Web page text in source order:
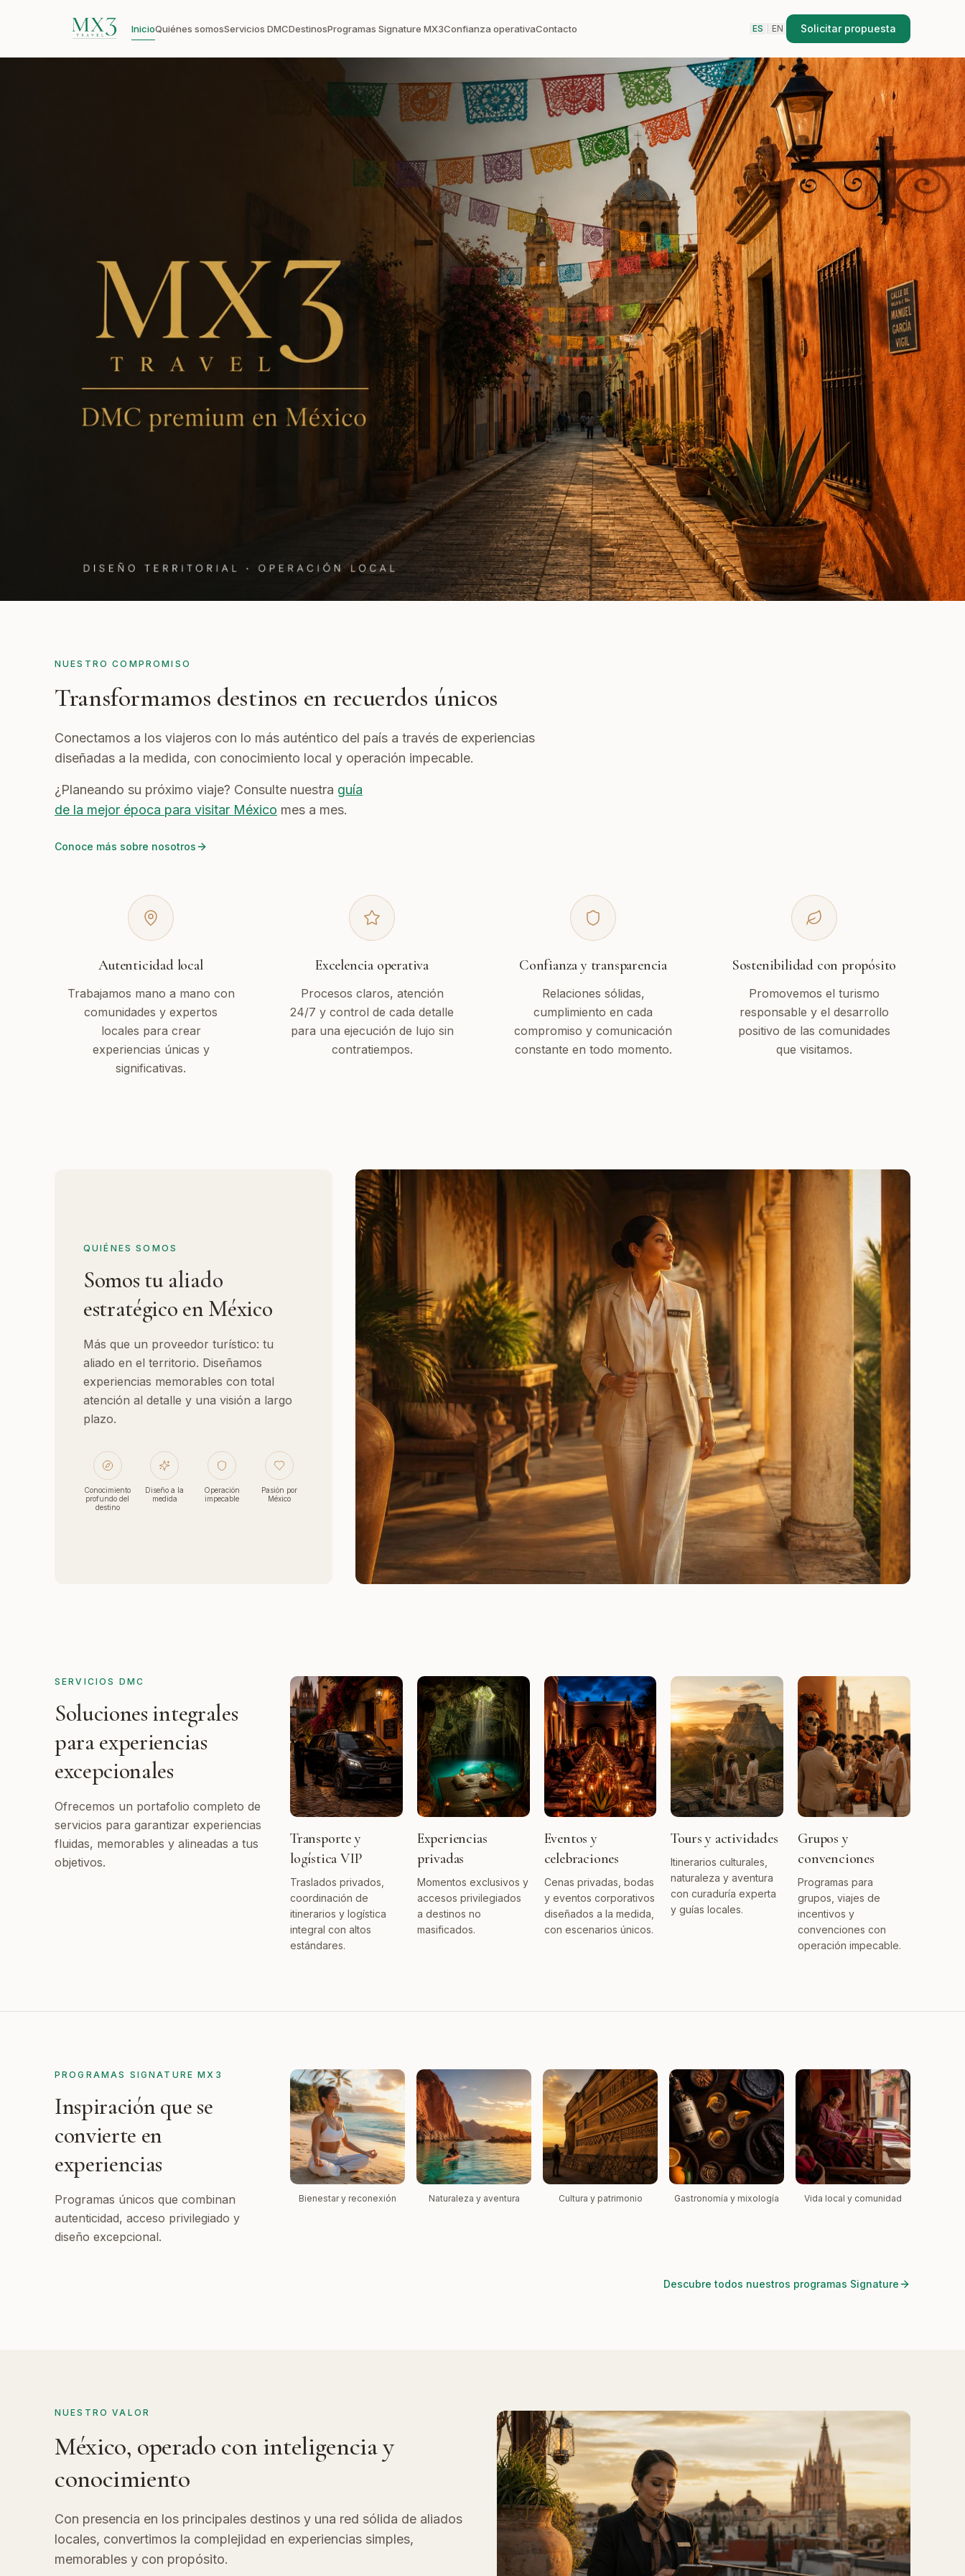
InicioQuiénes somosServicios DMCDestinosProgramas Signature MX3Confianza operativaContacto ES EN Solicitar propuesta
NUESTRO COMPROMISO
Transformamos destinos en recuerdos únicos
Conectamos a los viajeros con lo más auténtico del país a través de experiencias
diseñadas a la medida, con conocimiento local y operación impecable.
¿Planeando su próximo viaje? Consulte nuestra guía
de la mejor época para visitar México mes a mes.
Conoce más sobre nosotros
Autenticidad local
Trabajamos mano a mano con
comunidades y expertos
locales para crear
experiencias únicas y
significativas.
Excelencia operativa
Procesos claros, atención
24/7 y control de cada detalle
para una ejecución de lujo sin
contratiempos.
Confianza y transparencia
Relaciones sólidas,
cumplimiento en cada
compromiso y comunicación
constante en todo momento.
Sostenibilidad con propósito
Promovemos el turismo
responsable y el desarrollo
positivo de las comunidades
que visitamos.
QUIÉNES SOMOS
Somos tu aliado
estratégico en México
Más que un proveedor turístico: tu
aliado en el territorio. Diseñamos
experiencias memorables con total
atención al detalle y una visión a largo
plazo.
Conocimiento
profundo del
destino
Diseño a la
medida
Operación
impecable
Pasión por
México
SERVICIOS DMC
Soluciones integrales
para experiencias
excepcionales
Ofrecemos un portafolio completo de
servicios para garantizar experiencias
fluidas, memorables y alineadas a tus
objetivos.
Transporte y
logística VIP
Traslados privados,
coordinación de
itinerarios y logística
integral con altos
estándares.
Experiencias
privadas
Momentos exclusivos y
accesos privilegiados
a destinos no
masificados.
Eventos y
celebraciones
Cenas privadas, bodas
y eventos corporativos
diseñados a la medida,
con escenarios únicos.
Tours y actividades
Itinerarios culturales,
naturaleza y aventura
con curaduría experta
y guías locales.
Grupos y
convenciones
Programas para
grupos, viajes de
incentivos y
convenciones con
operación impecable.
PROGRAMAS SIGNATURE MX3
Inspiración que se
convierte en
experiencias
Programas únicos que combinan
autenticidad, acceso privilegiado y
diseño excepcional.
Bienestar y reconexión Naturaleza y aventura Cultura y patrimonio Gastronomía y mixología Vida local y comunidad
Descubre todos nuestros programas Signature
NUESTRO VALOR
México, operado con inteligencia y
conocimiento
Con presencia en los principales destinos y una red sólida de aliados
locales, convertimos la complejidad en experiencias simples,
memorables y con propósito.